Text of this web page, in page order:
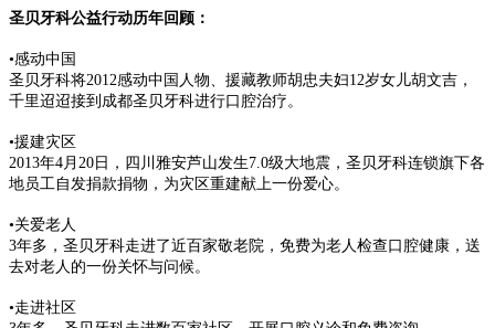
圣贝牙科公益行动历年回顾：
•感动中国
圣贝牙科将2012感动中国人物、援藏教师胡忠夫妇12岁女儿胡文吉，
千里迢迢接到成都圣贝牙科进行口腔治疗。
•援建灾区
2013年4月20日，四川雅安芦山发生7.0级大地震，圣贝牙科连锁旗下各
地员工自发捐款捐物，为灾区重建献上一份爱心。
•关爱老人
3年多，圣贝牙科走进了近百家敬老院，免费为老人检查口腔健康，送
去对老人的一份关怀与问候。
•走进社区